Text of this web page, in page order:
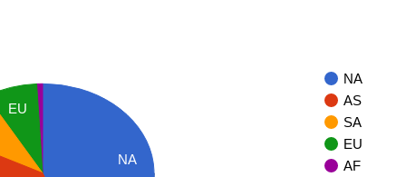
NA
AS
SA
EU
AF
NA
EU